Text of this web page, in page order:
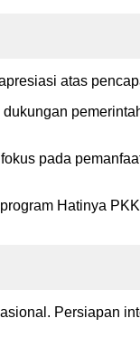
atas
pada
Hatinya
Persiapan